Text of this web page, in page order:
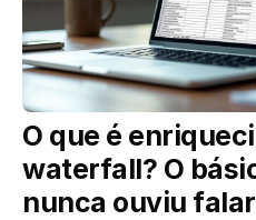
O que é
waterfall? O
nunca ouviu falar